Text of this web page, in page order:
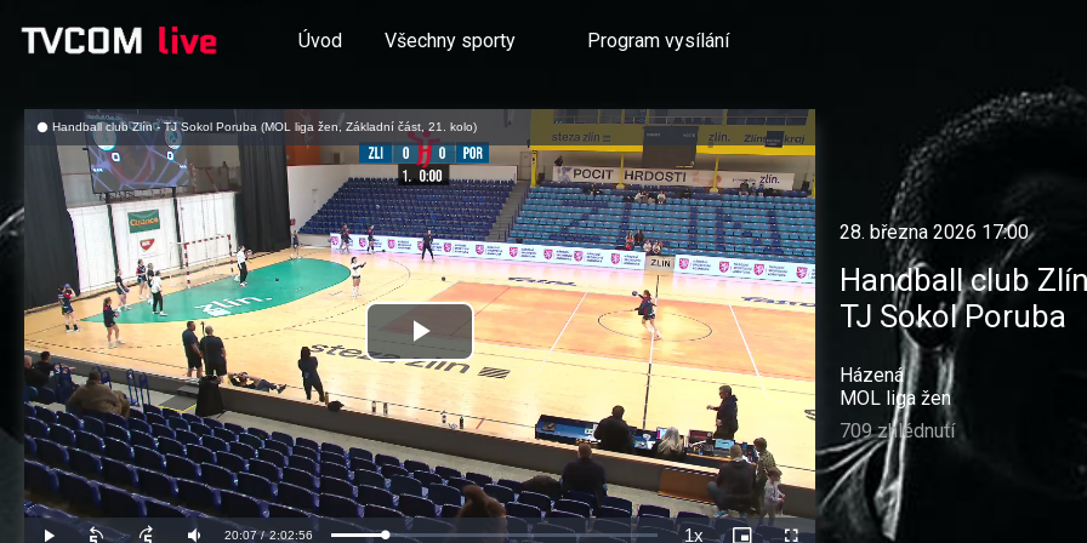
Úvod Všechny sporty Program vysílání
Přehrát
video
Aktuální
20:07 / Doba
2:02:56 Načteno: 1x
Handball club Zlín - TJ Sokol Poruba (MOL liga žen, Základní část, 21. kolo)
28. března 2026 17:00
Handball club
TJ Sokol Poruba
Házená
MOL liga žen
709 zhlédnutí